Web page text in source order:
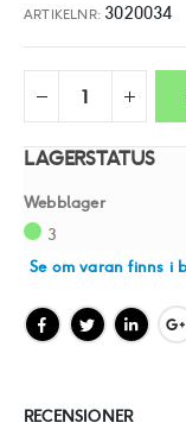
ARTIKELNR 3020034
LAGERSTATUS
Webblager
3
Se om varan finns i
RECENSIONER